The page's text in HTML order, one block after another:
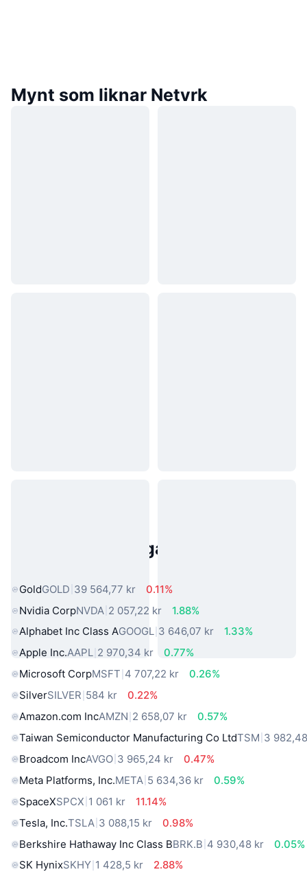
Mynt som liknar Netvrk
Populära tillgångar från den
GoldGOLD 39 564,77 kr
0.11%
Nvidia CorpNVDA 2 057,22 kr
1.88%
Alphabet Inc Class AGOOGL 3 646,07 kr
1.33%
Apple Inc.AAPL 2 970,34 kr
0.77%
Microsoft CorpMSFT 4 707,22 kr
0.26%
SilverSILVER 584 kr
0.22%
Amazon.com IncAMZN 2 658,07 kr
0.57%
Taiwan Semiconductor Manufacturing Co LtdTSM 3
Broadcom IncAVGO 3 965,24 kr
0.47%
Meta Platforms, Inc.META 5 634,36 kr
0.59%
SpaceXSPCX 1 061 kr
11.14%
Tesla, Inc.TSLA 3 088,15 kr
0.98%
Berkshire Hathaway Inc Class BBRK.B 4 930,48 kr
0.05%
SK HynixSKHY 1 428,5 kr
2.88%